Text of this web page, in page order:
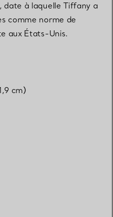
date à laquelle Tiffany a
comme norme de
aux États-Unis.
cm)